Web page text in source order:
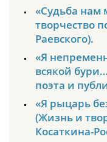
«Судьба нам
творчество
Раевского).
«Я
всякой
поэта и
«Я рыцарь
(Жизнь и
Косаткина-